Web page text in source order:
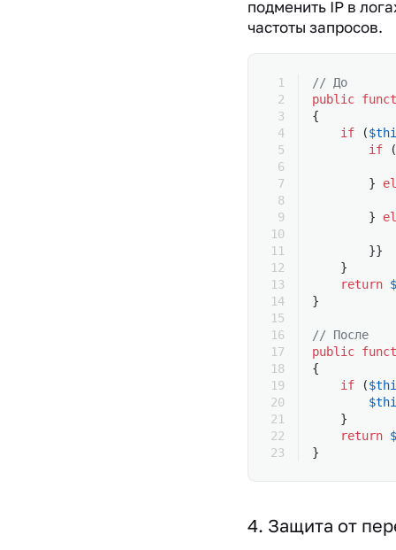
подменить IP в
частоты запросов.
// До
public
{
    if
(
        if
(
        }
        }
        }}
    }
    return
}
// После
public
{
    if
(
    }
    return
}
4. Защита от